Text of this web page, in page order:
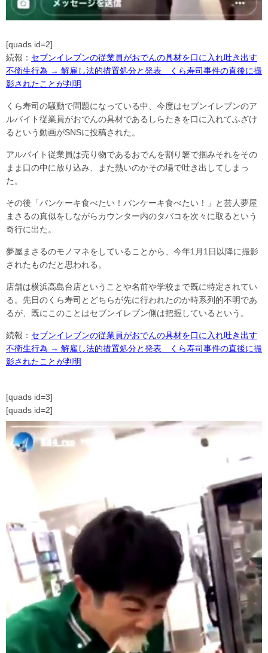
[quads id=2]
続報： セブンイレブンの従業員がおでんの具材を口に入れ吐き出す
不衛生行為 → 解雇し法的措置処分と発表 くら寿司事件の直後に撮
影されたことが判明
くら寿司の騒動で問題になっている中、今度はセブンイレブンのア
ルバイト従業員がおでんの具材であるしらたきを口に入れてふざけ
るという動画がSNSに投稿された。
アルバイト従業員は売り物であるおでんを割り箸で掴みそれをその
まま口の中に放り込み、また熱いのかその場で吐き出してしまっ
た。
その後「パンケーキ食べたい！パンケーキ食べたい！」と芸人夢屋
まさるの真似をしながらカウンター内のタバコを次々に取るという
奇行に出た。
夢屋まさるのモノマネをしていることから、今年1月1日以降に撮影
されたものだと思われる。
店舗は横浜高島台店ということや名前や学校まで既に特定されてい
る。先日のくら寿司とどちらが先に行われたのか時系列的不明であ
るが、既にこのことはセブンイレブン側は把握しているという。
続報： セブンイレブンの従業員がおでんの具材を口に入れ吐き出す
不衛生行為 → 解雇し法的措置処分と発表 くら寿司事件の直後に撮
影されたことが判明
[quads id=3]
[quads id=2]